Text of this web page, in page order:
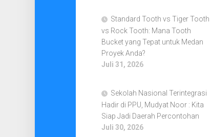
Standard Tooth vs Tiger Tooth
vs Rock Tooth: Mana Tooth
Bucket yang Tepat untuk Medan
Proyek Anda?
Juli 31, 2026
Sekolah Nasional Terintegrasi
Hadir di PPU, Mudyat Noor : Kita
Siap Jadi Daerah Percontohan
Juli 30, 2026